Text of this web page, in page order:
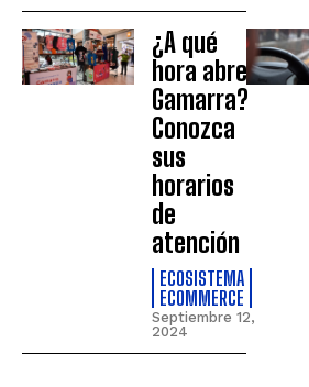
¿A qué
hora abre
Gamarra?
Conozca
sus
horarios
de
atención
ECOSISTEMA
ECOMMERCE
Septiembre 12,
2024